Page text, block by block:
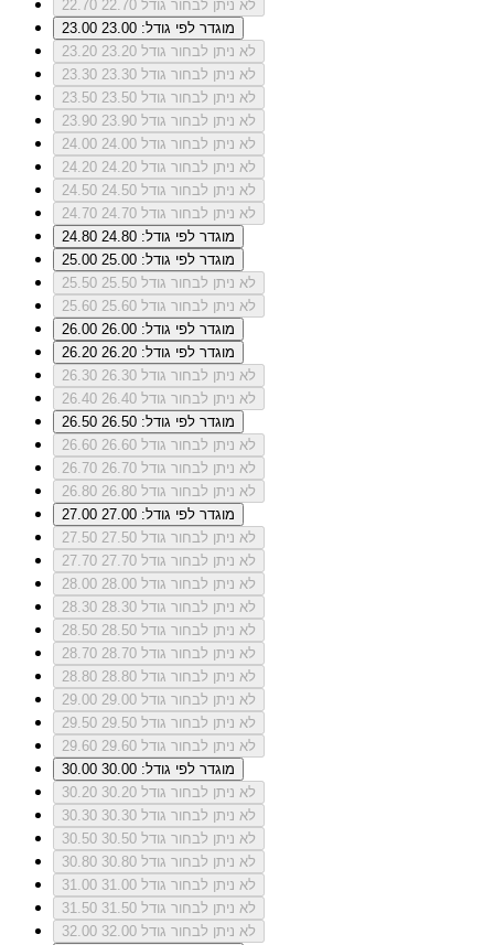
22.70
לא ניתן לבחור גודל 22.70
23.00
מוגדר לפי גודל: 23.00
23.20
לא ניתן לבחור גודל 23.20
23.30
לא ניתן לבחור גודל 23.30
23.50
לא ניתן לבחור גודל 23.50
23.90
לא ניתן לבחור גודל 23.90
24.00
לא ניתן לבחור גודל 24.00
24.20
לא ניתן לבחור גודל 24.20
24.50
לא ניתן לבחור גודל 24.50
24.70
לא ניתן לבחור גודל 24.70
24.80
מוגדר לפי גודל: 24.80
25.00
מוגדר לפי גודל: 25.00
25.50
לא ניתן לבחור גודל 25.50
25.60
לא ניתן לבחור גודל 25.60
26.00
מוגדר לפי גודל: 26.00
26.20
מוגדר לפי גודל: 26.20
26.30
לא ניתן לבחור גודל 26.30
26.40
לא ניתן לבחור גודל 26.40
26.50
מוגדר לפי גודל: 26.50
26.60
לא ניתן לבחור גודל 26.60
26.70
לא ניתן לבחור גודל 26.70
26.80
לא ניתן לבחור גודל 26.80
27.00
מוגדר לפי גודל: 27.00
27.50
לא ניתן לבחור גודל 27.50
27.70
לא ניתן לבחור גודל 27.70
28.00
לא ניתן לבחור גודל 28.00
28.30
לא ניתן לבחור גודל 28.30
28.50
לא ניתן לבחור גודל 28.50
28.70
לא ניתן לבחור גודל 28.70
28.80
לא ניתן לבחור גודל 28.80
29.00
לא ניתן לבחור גודל 29.00
29.50
לא ניתן לבחור גודל 29.50
29.60
לא ניתן לבחור גודל 29.60
30.00
מוגדר לפי גודל: 30.00
30.20
לא ניתן לבחור גודל 30.20
30.30
לא ניתן לבחור גודל 30.30
30.50
לא ניתן לבחור גודל 30.50
30.80
לא ניתן לבחור גודל 30.80
31.00
לא ניתן לבחור גודל 31.00
31.50
לא ניתן לבחור גודל 31.50
32.00
לא ניתן לבחור גודל 32.00